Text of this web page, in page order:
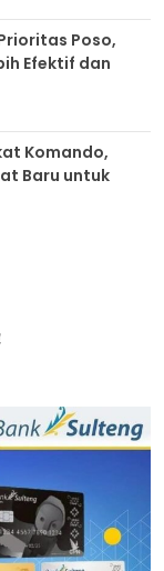
Poso,
Efektif dan
Komando,
Baru untuk